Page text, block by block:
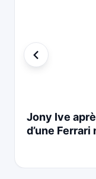
Jony Ive
d’une